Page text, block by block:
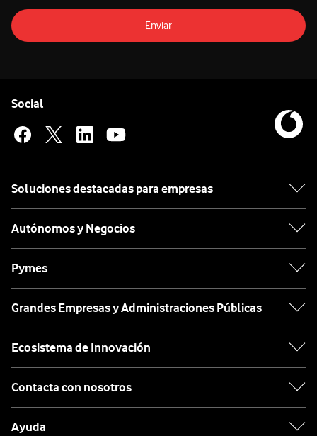
Enviar
Social
Soluciones destacadas para empresas
Autónomos y Negocios
Pymes
Grandes Empresas y Administraciones Públicas
Ecosistema de Innovación
Contacta con nosotros
Ayuda